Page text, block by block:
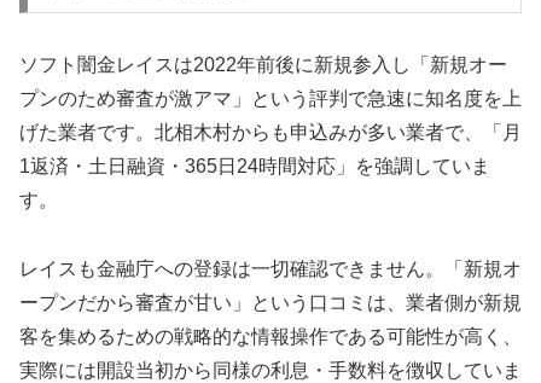
ソフト闇金レイスは2022年前後に新規参入し「新規オー
プンのため審査が激アマ」という評判で急速に知名度を上
げた業者です。北相木村からも申込みが多い業者で、「月
1返済・土日融資・365日24時間対応」を強調していま
す。
レイスも金融庁への登録は一切確認できません。「新規オ
ープンだから審査が甘い」という口コミは、業者側が新規
客を集めるための戦略的な情報操作である可能性が高く、
実際には開設当初から同様の利息・手数料を徴収していま